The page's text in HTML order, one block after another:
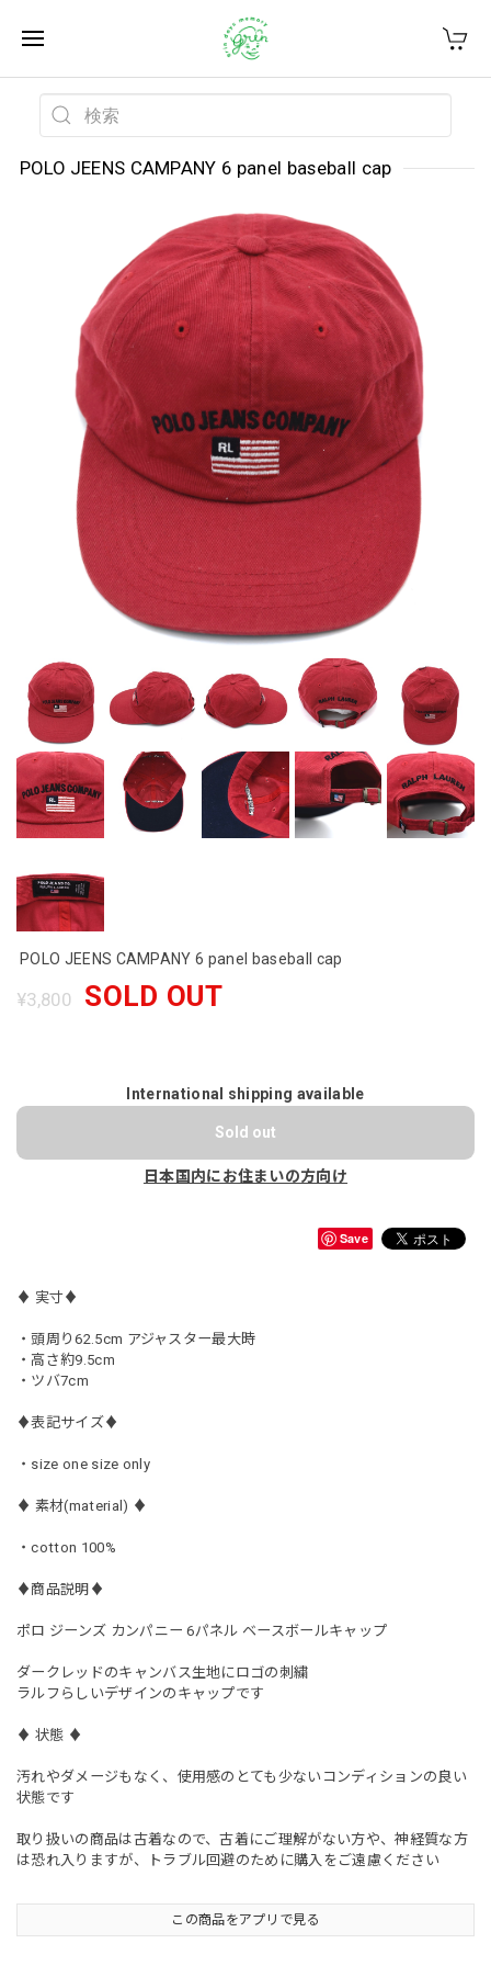
POLO JEENS CAMPANY 6 panel baseball cap
POLO JEENS CAMPANY 6 panel baseball cap
¥3,800 SOLD OUT
International shipping available
Sold out
日本国内にお住まいの方向け
Save
♦︎ 実寸♦︎
・頭周り62.5cm アジャスター最大時
・高さ約9.5cm
・ツバ7cm
♦︎表記サイズ♦︎
・size one size only
♦︎ 素材(material) ♦︎
・cotton 100%
♦︎商品説明♦︎
ポロ ジーンズ カンパニー 6パネル ベースボールキャップ
ダークレッドのキャンバス生地にロゴの刺繍
ラルフらしいデザインのキャップです
♦︎ 状態 ♦︎
汚れやダメージもなく、使用感のとても少ないコンディションの良い
状態です
取り扱いの商品は古着なので、古着にご理解がない方や、神経質な方
は恐れ入りますが、トラブル回避のために購入をご遠慮ください
この商品をアプリで見る